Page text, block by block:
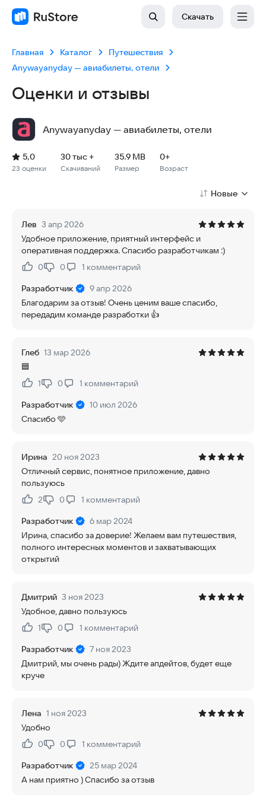
Скачать
Главная Каталог
Путешествия
Anywayanyday — авиабилеты, отели
Оценки и отзывы
Anywayanyday — авиабилеты, отели
Рейтинг: 5,0, 23 оценки
Скачиваний: 30 тыс +
Размер файла: 35.9 MB
Возрастное ограничение: 35.9 MB
23 оценки
5,0
Скачиваний
30 тыс +
Размер
35.9 MB
Возраст
0+
Новые
Лев 3 апр 2026
Удобное приложение, приятный интерфейс и
оперативная поддержка. Спасибо разработчикам :)
Нравится:
0Не нравится:
0 1 комментарий
Разработчик
9 апр 2026
Благодарим за отзыв! Очень ценим ваше спасибо,
передадим команде разработки 👍
Глеб 13 мар 2026
🟦
Нравится:
1Не нравится:
0 1 комментарий
Разработчик
10 июл 2026
Спасибо 🩵
Ирина 20 ноя 2023
Отличный сервис, понятное приложение, давно
пользуюсь
Нравится:
2Не нравится:
0 1 комментарий
Разработчик
6 мар 2024
Ирина, спасибо за доверие! Желаем вам путешествия,
полного интересных моментов и захватывающих
открытий
Дмитрий 3 ноя 2023
Удобное, давно пользуюсь
Нравится:
1Не нравится:
0 1 комментарий
Разработчик
7 ноя 2023
Дмитрий, мы очень рады) Ждите апдейтов, будет еще
круче
Лена 1 ноя 2023
Удобно
Нравится:
0Не нравится:
0 1 комментарий
Разработчик
25 мар 2024
А нам приятно ) Спасибо за отзыв